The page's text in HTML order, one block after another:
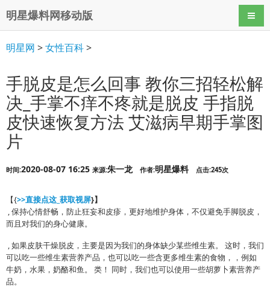
明星爆料网移动版 导航
明星网 >女性百科>
手脱皮是怎么回事 教你三招轻松解
决_手掌不痒不疼就是脱皮 手指脱
皮快速恢复方法 艾滋病早期手掌图
片
时间:2020-08-07 16:25 来源:朱一龙 作者:明星爆料 点击:245次
【{>>直接点这_获取视屏}】
, 保持心情舒畅，防止狂妄和皮疹，更好地维护身体，不仅避免手脚脱皮，
而且对我们的身心健康。
, 如果皮肤干燥脱皮，主要是因为我们的身体缺少某些维生素。 这时，我们
可以吃一些维生素营养产品，也可以吃一些含更多维生素的食物，，例如
牛奶，水果，奶酪和鱼。 类！ 同时，我们也可以使用一些胡萝卜素营养产
品。